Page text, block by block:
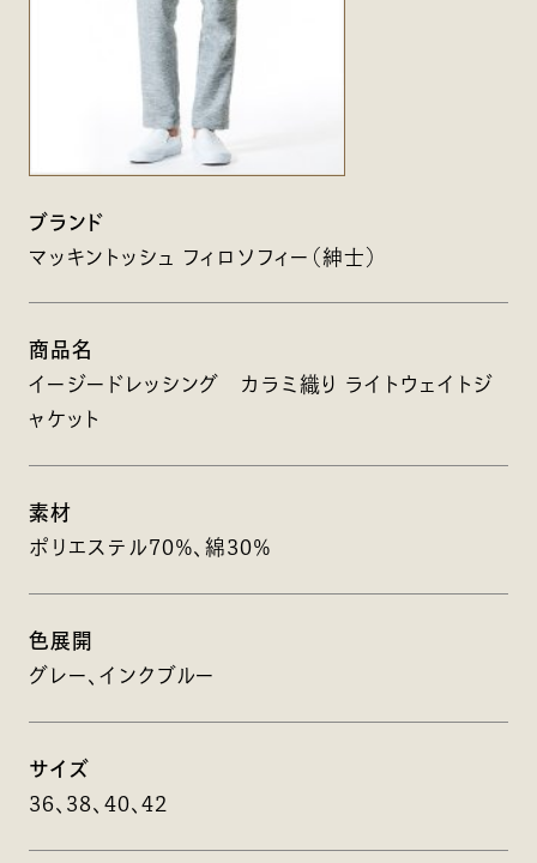
ブランド
マッキントッシュ フィロソフィー（紳士）
商品名
イージードレッシング カラミ織り ライトウェイトジ
ャケット
素材
ポリエステル70％、綿30％
色展開
グレー、インクブルー
サイズ
36、38、40、42